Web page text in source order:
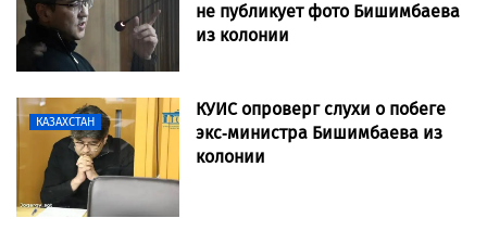
не публикует фото Бишимбаева
из колонии
КАЗАХСТАН
КУИС опроверг слухи о побеге
экс-министра Бишимбаева из
колонии